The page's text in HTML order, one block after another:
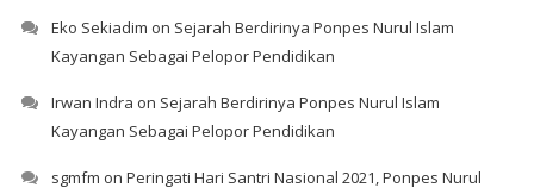
Eko Sekiadim on Sejarah Berdirinya Ponpes Nurul Islam
Kayangan Sebagai Pelopor Pendidikan
Irwan Indra on Sejarah Berdirinya Ponpes Nurul Islam
Kayangan Sebagai Pelopor Pendidikan
sgmfm on Peringati Hari Santri Nasional 2021, Ponpes Nurul